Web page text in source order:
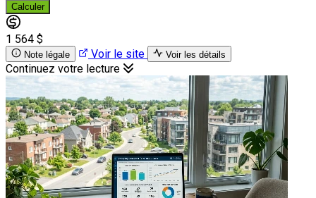
Calculer
1 564 $
Note légale Voir le site Voir les détails
Continuez votre lecture